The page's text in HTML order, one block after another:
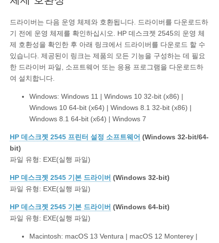
드라이버는 다음 운영 체제와 호환됩니다. 드라이버를 다운로드하
기 전에 운영 체제를 확인하십시오. HP 데스크젯 2545의 운영 체
제 호환성을 확인한 후 아래 링크에서 드라이버를 다운로드 할 수
있습니다. 제공된이 링크는 제품의 모든 기능을 구성하는 데 필요
한 드라이버 파일, 소프트웨어 또는 응용 프로그램을 다운로드하
여 설치합니다.
Windows: Windows 11 | Windows 10 32-bit (x86) |
Windows 10 64-bit (x64) | Windows 8.1 32-bit (x86) |
Windows 8.1 64-bit (x64) | Windows 7
HP 데스크젯 2545 프린터 설정 소프트웨어 (Windows 32-bit/64-
bit)
파일 유형: EXE(실행 파일)
HP 데스크젯 2545 기본 드라이버 (Windows 32-bit)
파일 유형: EXE(실행 파일)
HP 데스크젯 2545 기본 드라이버 (Windows 64-bit)
파일 유형: EXE(실행 파일)
Macintosh: macOS 13 Ventura | macOS 12 Monterey |